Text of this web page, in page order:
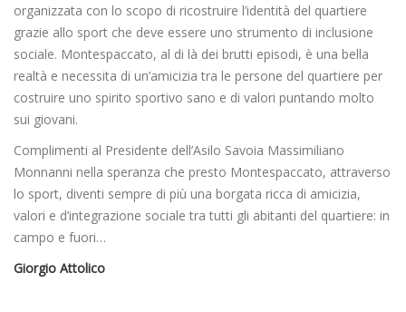
organizzata con lo scopo di ricostruire l’identità del quartiere
grazie allo sport che deve essere uno strumento di inclusione
sociale. Montespaccato, al di là dei brutti episodi, è una bella
realtà e necessita di un’amicizia tra le persone del quartiere per
costruire uno spirito sportivo sano e di valori puntando molto
sui giovani.
Complimenti al Presidente dell’Asilo Savoia Massimiliano
Monnanni nella speranza che presto Montespaccato, attraverso
lo sport, diventi sempre di più una borgata ricca di amicizia,
valori e d’integrazione sociale tra tutti gli abitanti del quartiere: in
campo e fuori…
Giorgio Attolico